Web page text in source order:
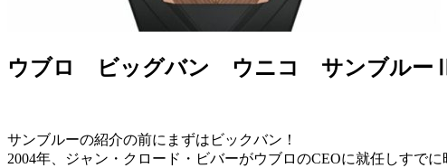
ウブロ ビッグバン ウニコ サンブルー
サンブルーの紹介の前にまずはビックバン！
2004年、ジャン・クロード・ビバーがウブロのCEOに就任しすで